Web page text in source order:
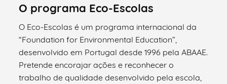
O programa Eco-Escolas
O Eco-Escolas é um programa internacional da
“Foundation for Environmental Education”,
desenvolvido em Portugal desde 1996 pela ABAAE.
Pretende encorajar ações e reconhecer o
trabalho de qualidade desenvolvido pela escola,